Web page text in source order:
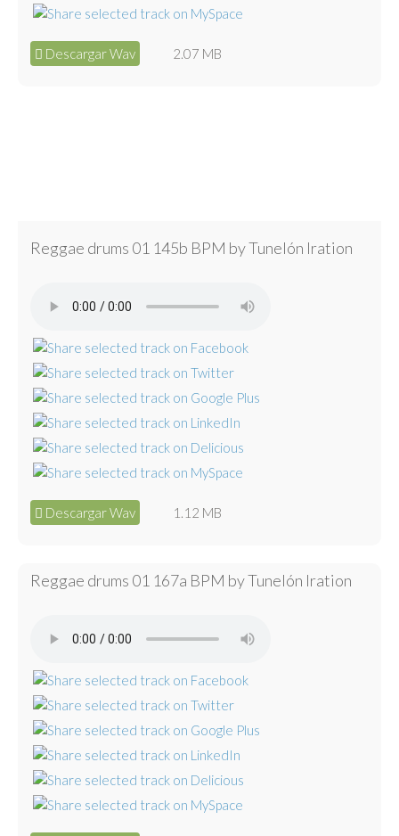
Descargar Wav 2.07 MB
Reggae drums 01 145b BPM by Tunelón Iration
Descargar Wav 1.12 MB
Reggae drums 01 167a BPM by Tunelón Iration